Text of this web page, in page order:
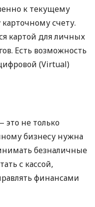
к текущему
счету.
картой для личных
Есть возможность
(Virtual)
не только
бизнесу нужна
безналичные
с кассой,
финансами